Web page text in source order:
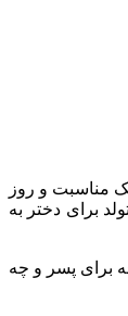
مناسبت و روز
برای دختر به
برای پسر و چه